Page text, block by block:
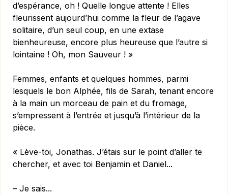
d’espérance, oh ! Quelle longue attente ! Elles
fleurissent aujourd’hui comme la fleur de l’agave
solitaire, d’un seul coup, en une extase
bienheureuse, encore plus heureuse que l’autre si
lointaine ! Oh, mon Sauveur ! »
Femmes, enfants et quelques hommes, parmi
lesquels le bon Alphée, fils de Sarah, tenant encore
à la main un morceau de pain et du fromage,
s’empressent à l’entrée et jusqu’à l’intérieur de la
pièce.
« Lève-toi, Jonathas. J’étais sur le point d’aller te
chercher, et avec toi Benjamin et Daniel...
– Je sais...